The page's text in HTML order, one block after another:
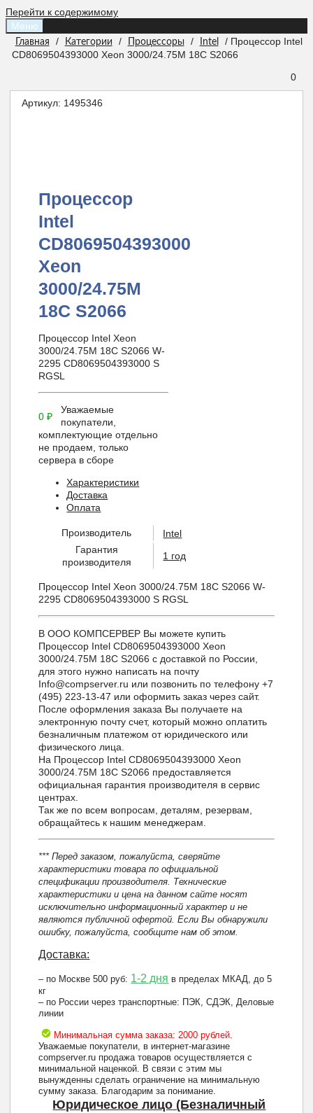
Перейти к содержимому
Меню
Главная / Категории / Процессоры / Intel
/ Процессор Intel
CD8069504393000 Xeon 3000/24.75M 18С S2066
0
Артикул: 1495346
Процессор
Intel
CD8069504393000
Xeon
3000/24.75M
18С S2066
Процессор Intel Xeon
3000/24.75M 18С S2066 W-
2295 CD8069504393000 S
RGSL
0₽
Уважаемые
покупатели,
комплектующие отдельно
не продаем, только
сервера в сборе
Характеристики
Доставка
Оплата
Производитель
Intel
Гарантия
производителя
1 год
Процессор Intel Xeon 3000/24.75M 18С S2066 W-
2295 CD8069504393000 S RGSL
В ООО КОМПСЕРВЕР Вы можете купить
Процессор Intel CD8069504393000 Xeon
3000/24.75M 18С S2066 с доставкой по России,
для этого нужно написать на почту
Info@compserver.ru или позвонить по телефону +7
(495) 223-13-47 или оформить заказ через сайт.
После оформления заказа Вы получаете на
электронную почту счет, который можно оплатить
безналичным платежом от юридического или
физического лица.
На Процессор Intel CD8069504393000 Xeon
3000/24.75M 18С S2066 предоставляется
официальная гарантия производителя в сервис
центрах.
Так же по всем вопросам, деталям, резервам,
обращайтесь к нашим менеджерам.
*** Перед заказом, пожалуйста, сверяйте
характеристики товара по официальной
спецификации производителя. Технические
характеристики и цена на данном сайте носят
исключительно информационный характер и не
являются публичной офертой. Если Вы обнаружили
ошибку, пожалуйста, сообщите нам об этом.
Доставка:
– по Москве 500 руб: 1-2 дня в пределах МКАД, до 5
кг
– по России через транспортные: ПЭК, СДЭК, Деловые
линии
Минимальная сумма заказа: 2000 рублей.
Уважаемые покупатели, в интернет-магазине
compserver.ru продажа товаров осуществляется с
минимальной наценкой. В связи с этим мы
вынужденны сделать ограничение на минимальную
сумму заказа. Благодарим за понимание.
Юридическое лицо (Безналичный